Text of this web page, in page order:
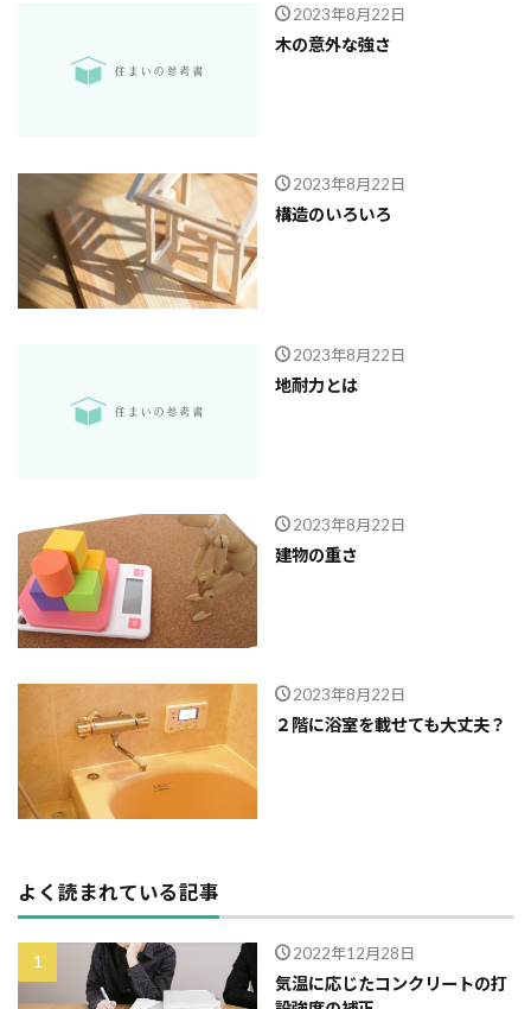
2023年8月22日
木の意外な強さ
2023年8月22日
構造のいろいろ
2023年8月22日
地耐力とは
2023年8月22日
建物の重さ
2023年8月22日
２階に浴室を載せても大丈夫？
よく読まれている記事
2022年12月28日
気温に応じたコンクリートの打